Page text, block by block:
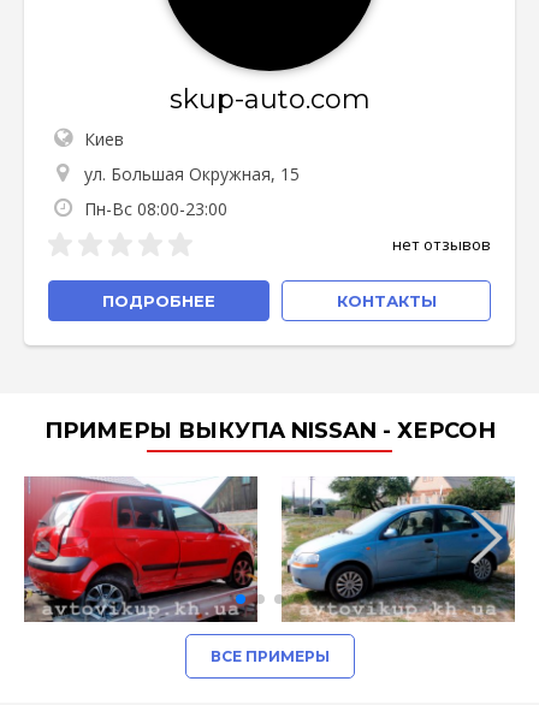
skup-auto.com
Киев
ул. Большая Окружная, 15
Пн-Вс 08:00-23:00
нет отзывов
ПОДРОБНЕЕ КОНТАКТЫ
ПРИМЕРЫ ВЫКУПА NISSAN - ХЕРСОН
ВСЕ ПРИМЕРЫ